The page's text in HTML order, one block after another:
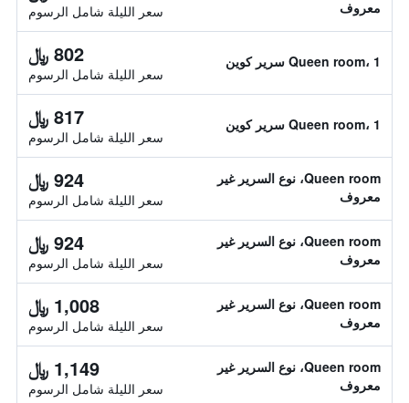
معروف
سعر الليلة شامل الرسوم
Queen room، 1 سرير كوين 802 ﷼
سعر الليلة شامل الرسوم
Queen room، 1 سرير كوين 817 ﷼
سعر الليلة شامل الرسوم
Queen room، نوع السرير غير
معروف
924 ﷼
سعر الليلة شامل الرسوم
Queen room، نوع السرير غير
معروف
924 ﷼
سعر الليلة شامل الرسوم
Queen room، نوع السرير غير
معروف
1,008 ﷼
سعر الليلة شامل الرسوم
Queen room، نوع السرير غير
معروف
1,149 ﷼
سعر الليلة شامل الرسوم